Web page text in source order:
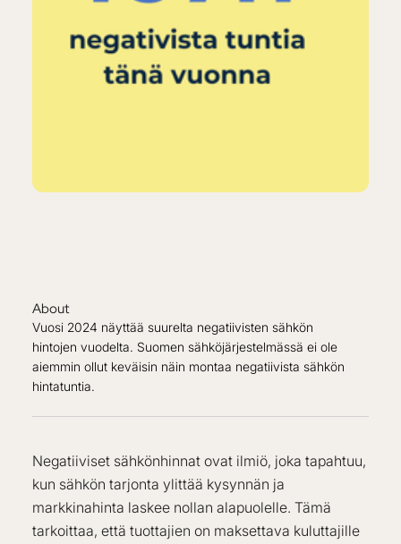
About
Vuosi 2024 näyttää suurelta negatiivisten sähkön
hintojen vuodelta. Suomen sähköjärjestelmässä ei ole
aiemmin ollut keväisin näin montaa negatiivista sähkön
hintatuntia.
Negatiiviset sähkönhinnat ovat ilmiö, joka tapahtuu,
kun sähkön tarjonta ylittää kysynnän ja
markkinahinta laskee nollan alapuolelle. Tämä
tarkoittaa, että tuottajien on maksettava kuluttajille